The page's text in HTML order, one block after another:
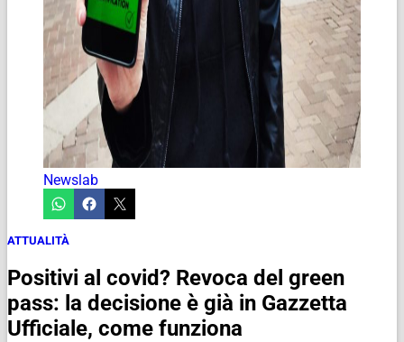
Newslab
ATTUALITÀ
Positivi al covid? Revoca del green
pass: la decisione è già in Gazzetta
Ufficiale, come funziona